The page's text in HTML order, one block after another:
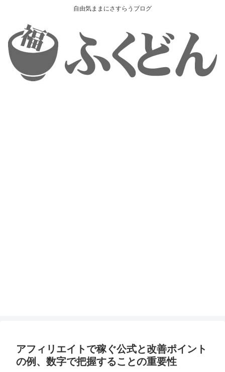
自由気ままにさすらうブログ
アフィリエイトで稼ぐ公式と改善ポイント
の例、数字で把握することの重要性